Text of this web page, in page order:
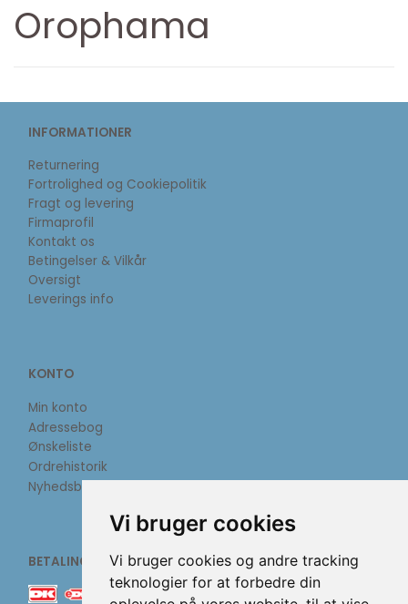
Vi bruger cookies
Vi bruger cookies og andre tracking
teknologier for at forbedre din
Orophama
INFORMATIONER
Returnering
Fortrolighed og Cookiepolitik
Fragt og levering
Firmaprofil
Kontakt os
Betingelser & Vilkår
Oversigt
Leverings info
KONTO
Min konto
Adressebog
Ønskeliste
Ordrehistorik
Nyhedsbrev
BETALINGSMETODER